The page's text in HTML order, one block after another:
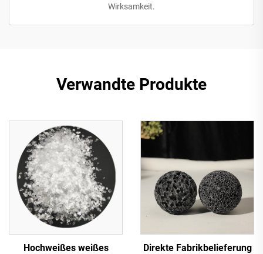
Wirksamkeit.
Verwandte Produkte
Hochweißes weißes Direkte Fabrikbelieferung